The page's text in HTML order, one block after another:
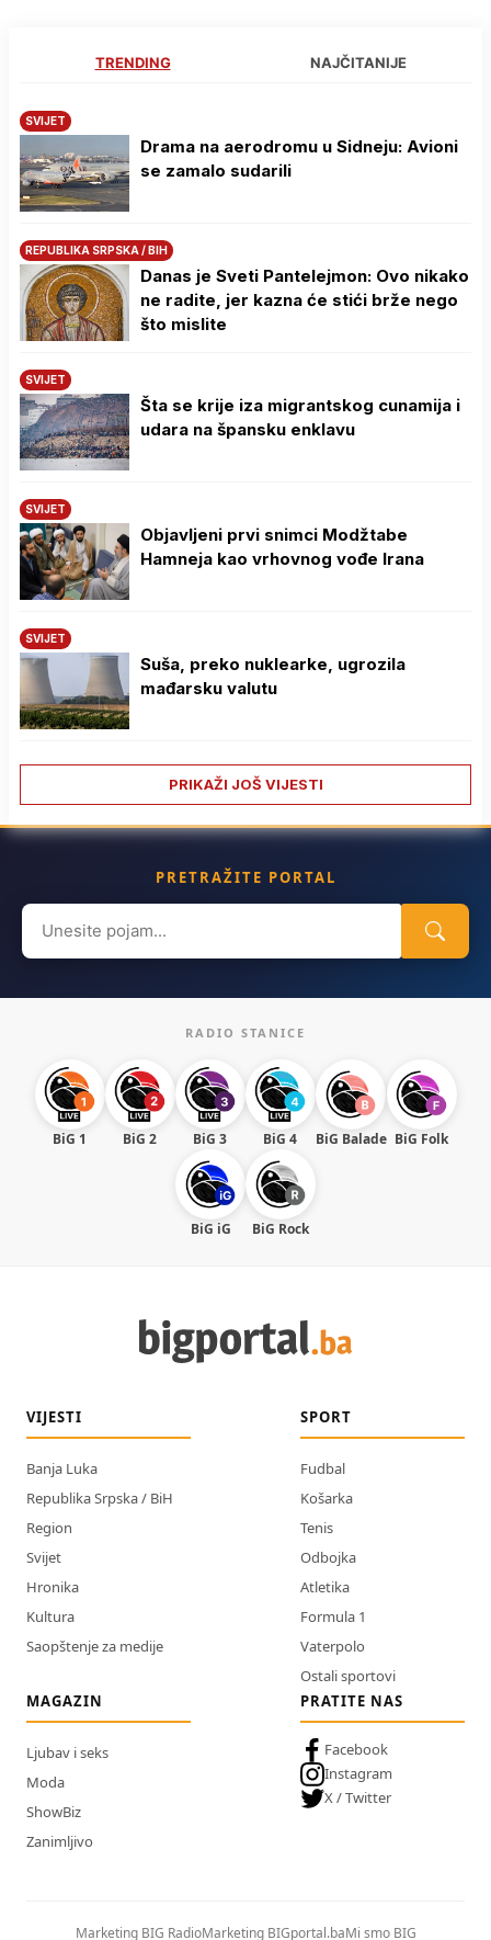
TRENDING NAJČITANIJE
SVIJET
Drama na aerodromu u Sidneju: Avioni
se zamalo sudarili
REPUBLIKA SRPSKA / BIH
Danas je Sveti Pantelejmon: Ovo nikako
ne radite, jer kazna će stići brže nego
što mislite
SVIJET
Šta se krije iza migrantskog cunamija i
udara na špansku enklavu
SVIJET
Objavljeni prvi snimci Modžtabe
Hamneja kao vrhovnog vođe Irana
SVIJET
Suša, preko nuklearke, ugrozila
mađarsku valutu
PRIKAŽI JOŠ VIJESTI
PRETRAŽITE PORTAL
Search
for:
RADIO STANICE
BiG 1 BiG 2 BiG 3 BiG 4 BiG Balade BiG Folk
BiG iG BiG Rock
VIJESTI
Banja Luka
Republika Srpska / BiH
Region
Svijet
Hronika
Kultura
Saopštenje za medije
SPORT
Fudbal
Košarka
Tenis
Odbojka
Atletika
Formula 1
Vaterpolo
Ostali sportovi
MAGAZIN
Ljubav i seks
Moda
ShowBiz
Zanimljivo
PRATITE NAS
Facebook
Instagram
X / Twitter
Marketing BIG RadioMarketing BIGportal.baMi smo BIG